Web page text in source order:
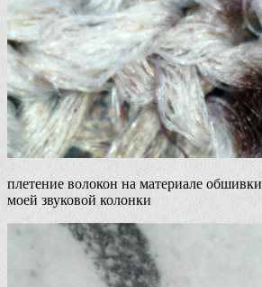
плетение волокон на материале обшивки
моей звуковой колонки